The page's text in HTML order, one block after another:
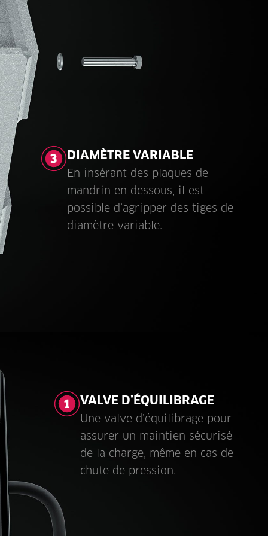
VALVE D’ÉQUILIBRAGE
Une valve d’équilibrage pour
assurer un maintien sécurisé
de la charge, même en cas de
chute de pression.
DIAMÈTRE VARIABLE
En insérant des plaques de
mandrin en dessous, il est
possible d’agripper des tiges de
diamètre variable.